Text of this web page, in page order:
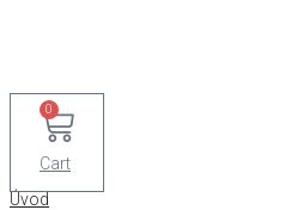
0
Cart
Úvod